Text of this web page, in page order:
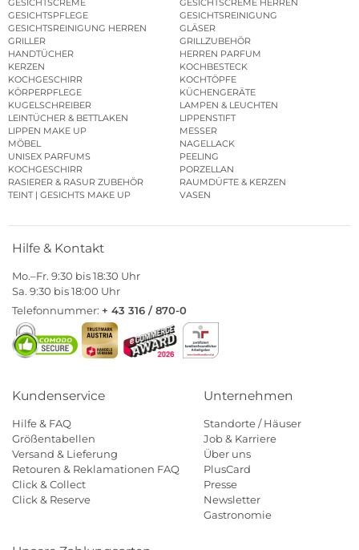
GESICHTSCREME
GESICHTSCREME HERREN
GESICHTSPFLEGE
GESICHTSREINIGUNG
GESICHTSREINIGUNG HERREN
GLÄSER
GRILLER
GRILLZUBEHÖR
HANDTÜCHER
HERREN PARFUM
KERZEN
KOCHBESTECK
KOCHGESCHIRR
KOCHTÖPFE
KÖRPERPFLEGE
KÜCHENGERÄTE
KUGELSCHREIBER
LAMPEN & LEUCHTEN
LEINTÜCHER & BETTLAKEN
LIPPENSTIFT
LIPPEN MAKE UP
MESSER
MÖBEL
NAGELLACK
UNISEX PARFUMS
PEELING
KOCHGESCHIRR
PORZELLAN
RASIERER & RASUR ZUBEHÖR
RAUMDÜFTE & KERZEN
TEINT | GESICHTS MAKE UP
VASEN
Hilfe & Kontakt
Mo.–Fr. 9:30 bis 18:30 Uhr
Sa. 9:30 bis 18:00 Uhr
Telefonnummer: + 43 316 / 870-0
Kundenservice
Hilfe & FAQ
Größentabellen
Versand & Lieferung
Retouren & Reklamationen FAQ
Click & Collect
Click & Reserve
Unternehmen
Standorte / Häuser
Job & Karriere
Über uns
PlusCard
Presse
Newsletter
Gastronomie